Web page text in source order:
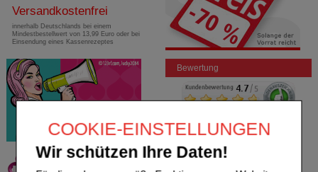
COOKIE-EINSTELLUNGEN
Wir schützen Ihre Daten!
Versandkostenfrei
innerhalb Deutschlands bei einem
Mindestbestellwert von 13,99 Euro oder bei
Einsendung eines Kassenrezeptes
Bewertung